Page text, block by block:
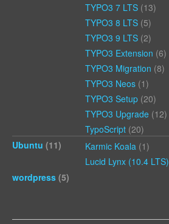
TYPO3 7 LTS (13)
TYPO3 8 LTS (5)
TYPO3 9 LTS (2)
TYPO3 Extension (6)
TYPO3 Migration (8)
TYPO3 Neos (1)
TYPO3 Setup (20)
TYPO3 Upgrade (12)
TypoScript (20)
Ubuntu (11) Karmic Koala (1)
Lucid Lynx (10.4 LTS)
wordpress (5)